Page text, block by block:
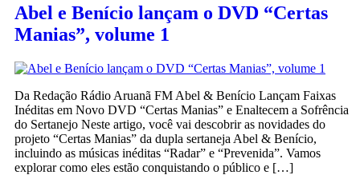
Abel e Benício lançam o DVD “Certas
Manias”, volume 1
Da Redação Rádio Aruanã FM Abel & Benício Lançam Faixas
Inéditas em Novo DVD “Certas Manias” e Enaltecem a Sofrência
do Sertanejo Neste artigo, você vai descobrir as novidades do
projeto “Certas Manias” da dupla sertaneja Abel & Benício,
incluindo as músicas inéditas “Radar” e “Prevenida”. Vamos
explorar como eles estão conquistando o público e […]